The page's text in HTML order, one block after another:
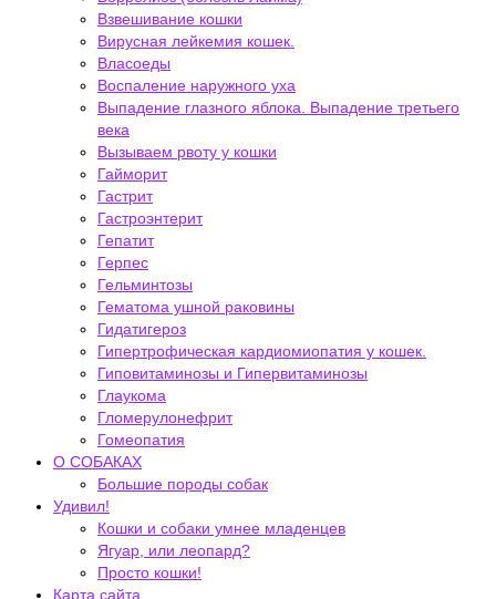
Взвешивание кошки
Вирусная лейкемия кошек.
Власоеды
Воспаление наружного уха
Выпадение глазного яблока. Выпадение третьего
века
Вызываем рвоту у кошки
Гайморит
Гастрит
Гастроэнтерит
Гепатит
Герпес
Гельминтозы
Гематома ушной раковины
Гидатигероз
Гипертрофическая кардиомиопатия у кошек.
Гиповитаминозы и Гипервитаминозы
Глаукома
Гломерулонефрит
Гомеопатия
О СОБАКАХ
Большие породы собак
Удивил!
Кошки и собаки умнее младенцев
Ягуар, или леопард?
Просто кошки!
Карта сайта